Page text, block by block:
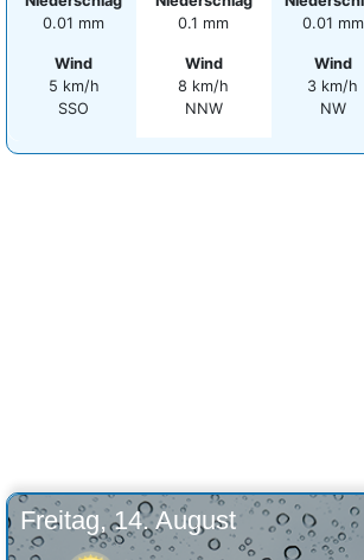
0.01 mm
Wind
5 km/h
SSO
0.1 mm
Wind
8 km/h
NNW
0.01 mm
Wind
3 km/h
NW
Freitag, 14. August